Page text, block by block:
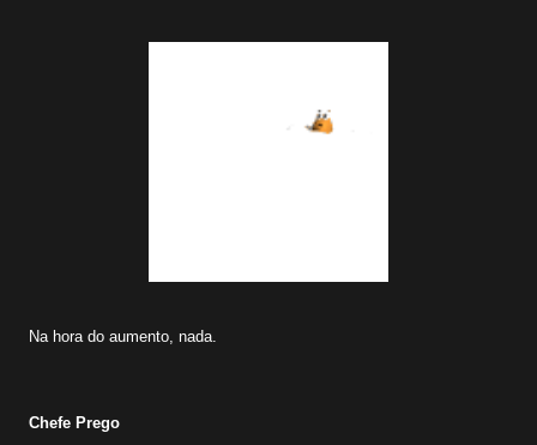
Na hora do aumento, nada.
Chefe Prego